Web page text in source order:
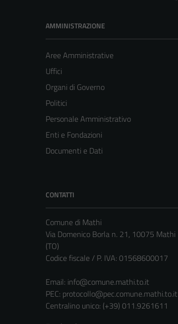
AMMINISTRAZIONE
Aree Amministrative
Uffici
Organi di Governo
Politici
Personale Amministrativo
Enti e Fondazioni
Documenti e Dati
CONTATTI
Comune di Mathi
Via Domenico Borla n. 21, 10075 Mathi
(TO)
Codice fiscale / P. IVA: 01568600017
Email: info@comune.mathi.to.it
PEC: protocollo@pec.comune.mathi.to.it
Centralino unico: (+39) 011.9261611